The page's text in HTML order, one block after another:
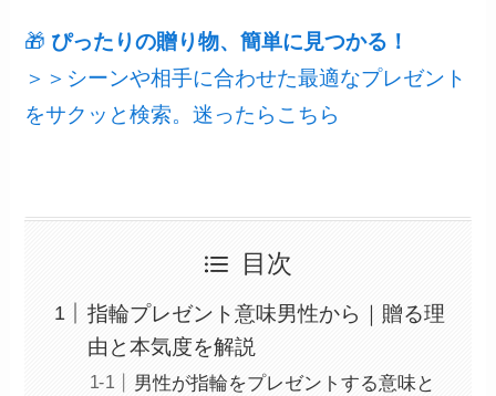
🎁 ぴったりの贈り物、簡単に見つかる！
＞＞シーンや相手に合わせた最適なプレゼント
をサクッと検索。迷ったらこちら
目次
指輪プレゼント意味男性から｜贈る理
由と本気度を解説
男性が指輪をプレゼントする意味と